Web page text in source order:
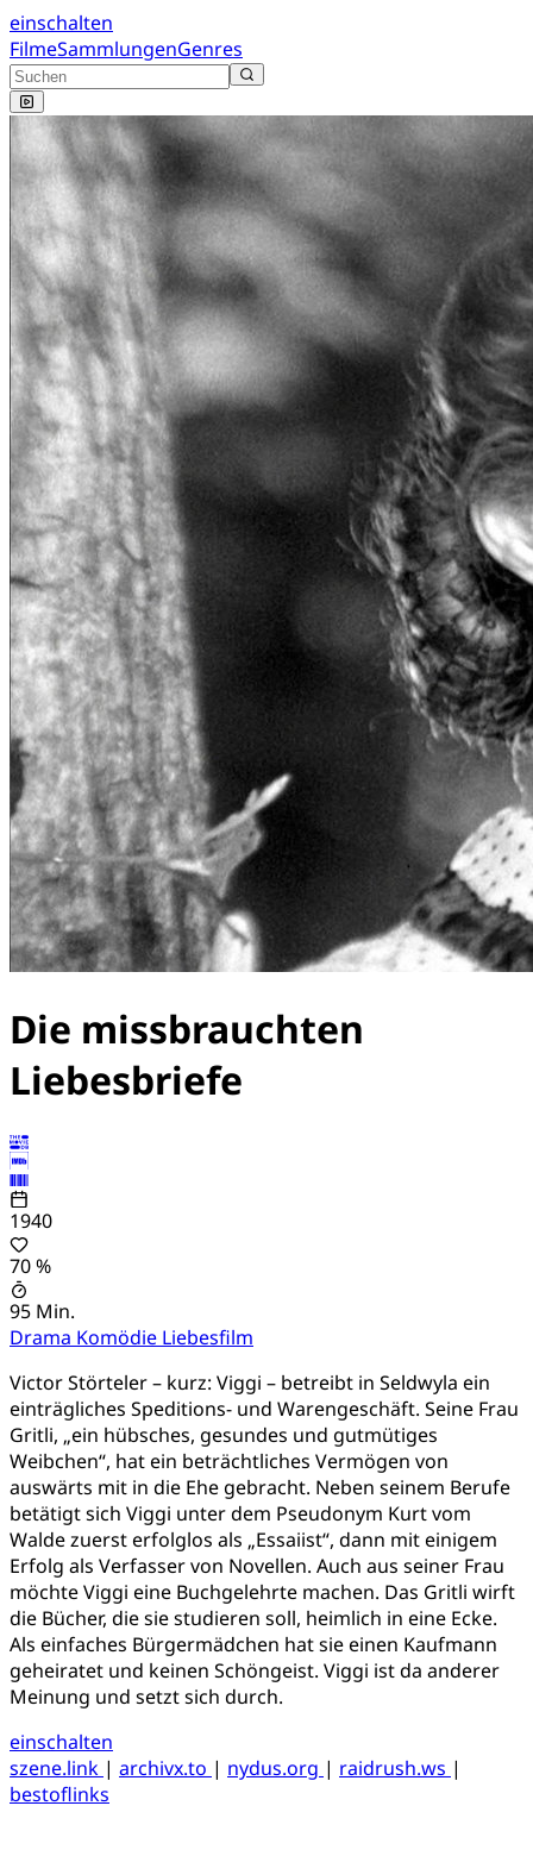
einschalten
FilmeSammlungenGenres
Die missbrauchten
Liebesbriefe
1940
70 %
95 Min.
Drama Komödie Liebesfilm
Victor Störteler – kurz: Viggi – betreibt in Seldwyla ein
einträgliches Speditions- und Warengeschäft. Seine Frau
Gritli, „ein hübsches, gesundes und gutmütiges
Weibchen“, hat ein beträchtliches Vermögen von
auswärts mit in die Ehe gebracht. Neben seinem Berufe
betätigt sich Viggi unter dem Pseudonym Kurt vom
Walde zuerst erfolglos als „Essaiist“, dann mit einigem
Erfolg als Verfasser von Novellen. Auch aus seiner Frau
möchte Viggi eine Buchgelehrte machen. Das Gritli wirft
die Bücher, die sie studieren soll, heimlich in eine Ecke.
Als einfaches Bürgermädchen hat sie einen Kaufmann
geheiratet und keinen Schöngeist. Viggi ist da anderer
Meinung und setzt sich durch.
einschalten
szene.link | archivx.to | nydus.org | raidrush.ws |
bestoflinks